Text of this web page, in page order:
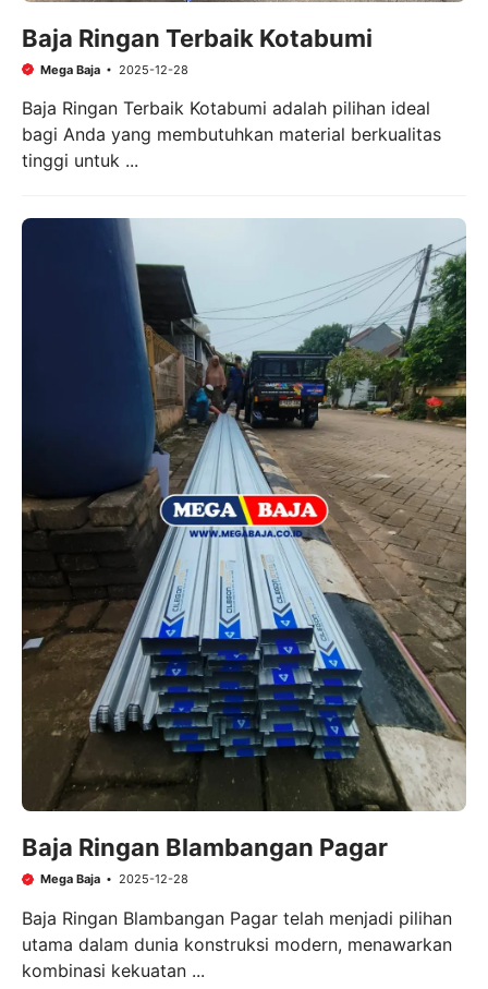
Baja Ringan Terbaik Kotabumi
Mega Baja 2025-12-28
Baja Ringan Terbaik Kotabumi adalah pilihan ideal
bagi Anda yang membutuhkan material berkualitas
tinggi untuk ...
Baja Ringan Blambangan Pagar
Mega Baja 2025-12-28
Baja Ringan Blambangan Pagar telah menjadi pilihan
utama dalam dunia konstruksi modern, menawarkan
kombinasi kekuatan ...